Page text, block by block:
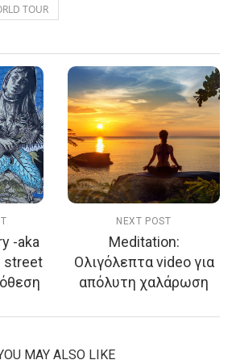
TOUR
-aka
street
NEXT POST
Meditation:
Ολιγόλεπτα video για
απόλυτη χαλάρωση
MAY ALSO LIKE